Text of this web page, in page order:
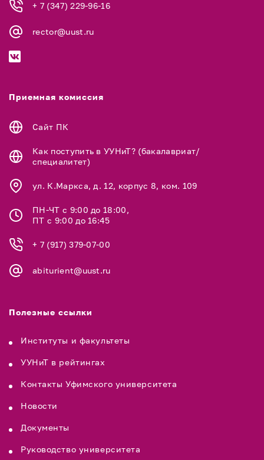
+ 7 (347) 229-96-16
rector@uust.ru
Приемная комиссия
Сайт ПК
Как поступить в УУНиТ? (бакалавриат/
специалитет)
ул. К.Маркса, д. 12, корпус 8, ком. 109
ПН-ЧТ с 9:00 до 18:00,
ПТ с 9:00 до 16:45
+ 7 (917) 379-07-00
abiturient@uust.ru
Полезные ссылки
Институты и факультеты
УУНиТ в рейтингах
Контакты Уфимского университета
Новости
Документы
Руководство университета